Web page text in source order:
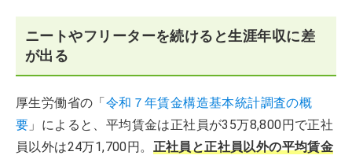
ニートやフリーターを続けると生涯年収に差
が出る
厚生労働省の「令和７年賃金構造基本統計調査の概
要 」によると、平均賃金は正社員が35万8,800円で正社
員以外は24万1,700円。 正社員と正社員以外の平均賃金